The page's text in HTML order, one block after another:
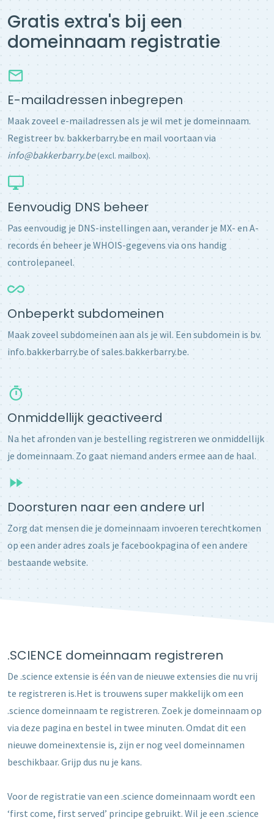
Gratis extra's bij een
domeinnaam registratie
E-mailadressen inbegrepen
Maak zoveel e-mailadressen als je wil met je domeinnaam.
Registreer bv. bakkerbarry.be en mail voortaan via
info@bakkerbarry.be(excl. mailbox).
Eenvoudig DNS beheer
Pas eenvoudig je DNS-instellingen aan, verander je MX- en A-
records én beheer je WHOIS-gegevens via ons handig
controlepaneel.
Onbeperkt subdomeinen
Maak zoveel subdomeinen aan als je wil. Een subdomein is bv.
info.bakkerbarry.be of sales.bakkerbarry.be.
Onmiddellijk geactiveerd
Na het afronden van je bestelling registreren we onmiddellijk
je domeinnaam. Zo gaat niemand anders ermee aan de haal.
Doorsturen naar een andere url
Zorg dat mensen die je domeinnaam invoeren terechtkomen
op een ander adres zoals je facebookpagina of een andere
bestaande website.
.SCIENCE domeinnaam registreren
De .science extensie is één van de nieuwe extensies die nu vrij
te registreren is.Het is trouwens super makkelijk om een
.science domeinnaam te registreren. Zoek je domeinnaam op
via deze pagina en bestel in twee minuten. Omdat dit een
nieuwe domeinextensie is, zijn er nog veel domeinnamen
beschikbaar. Grijp dus nu je kans.
Voor de registratie van een .science domeinnaam wordt een
‘first come, first served’ principe gebruikt. Wil je een .science